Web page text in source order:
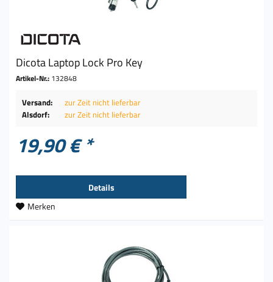
Dicota Laptop Lock Pro Key
Artikel-Nr.: 132848
Versand:
zur Zeit nicht lieferbar
Alsdorf:
zur Zeit nicht lieferbar
19,90 € *
Details
Merken